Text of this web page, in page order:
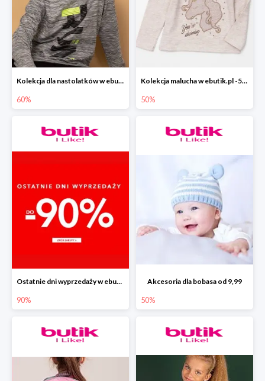
Kolekcja dla nastolatków w ebutik.pl do -60%
60%
Kolekcja malucha w ebutik.pl -50%
50%
Ostatnie dni wyprzedaży w ebutik.pl do -90%
90%
Akcesoria dla bobasa od 9,99
50%